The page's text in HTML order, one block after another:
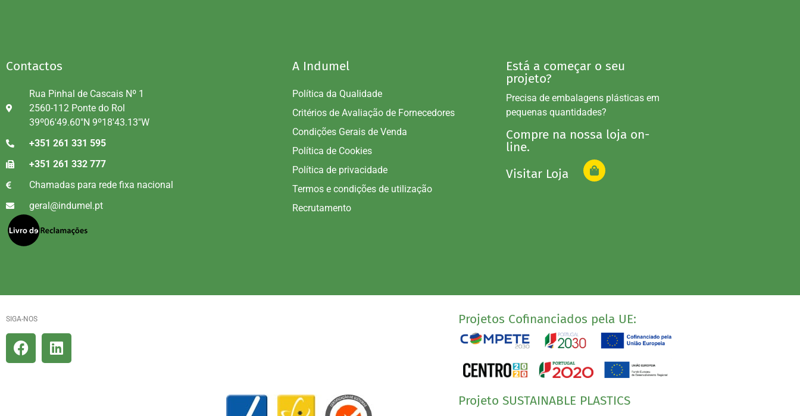
Contactos
Rua Pinhal de Cascais Nº 1
2560-112 Ponte do Rol
39º06'49.60"N 9º18'43.13"W
+351 261 331 595
+351 261 332 777
Chamadas para rede fixa nacional
geral@indumel.pt
A Indumel
Política da Qualidade
Critérios de Avaliação de Fornecedores
Condições Gerais de Venda
Política de Cookies
Política de privacidade
Termos e condições de utilização
Recrutamento
Está a começar o seu
projeto?
Precisa de embalagens plásticas em
pequenas quantidades?
Compre na nossa loja on-
line.
Visitar Loja
SIGA-NOS Projetos Cofinanciados pela UE:
Projeto SUSTAINABLE PLASTICS